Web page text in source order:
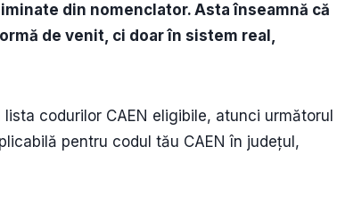
din nomenclator. Asta înseamnă că
de venit, ci doar în sistem real,
codurilor CAEN eligibile, atunci următorul
pentru codul tău CAEN în județul,